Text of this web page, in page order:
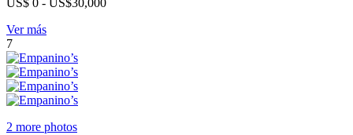
US$ 0 - US$30,000
Ver más
7
2 more photos